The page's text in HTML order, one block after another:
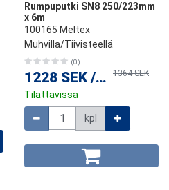
Rumpuputki SN8 250/223mm
x 6m
100165 Meltex
Muhvilla/Tiivisteellä
(0)
1228 SEK / kpl1364 SEK
Tilattavissa
kpl